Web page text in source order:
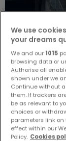
278.000 €
120 m²
We use
your dreams
We and our 1015
browsing data or
Authorise all
shown under we
Continue without
them. If trackers
be as relevant to
choices or
parameters link on
effect within our
Policy. Cookies